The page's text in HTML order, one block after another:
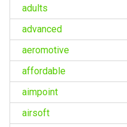
adults
advanced
aeromotive
affordable
aimpoint
airsoft